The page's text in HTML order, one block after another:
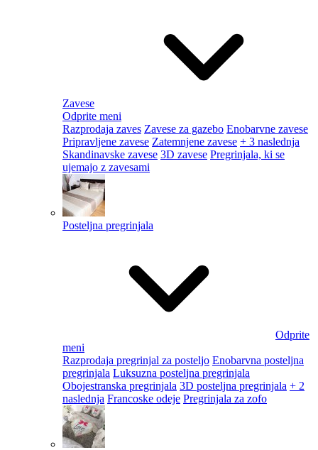
Zavese
Odprite meni
Razprodaja zaves Zavese za gazebo Enobarvne zavese
Pripravljene zavese Zatemnjene zavese + 3 naslednja
Skandinavske zavese 3D zavese Pregrinjala, ki se
ujemajo z zavesami
Posteljna pregrinjala
Odprite
meni
Razprodaja pregrinjal za posteljo Enobarvna posteljna
pregrinjala Luksuzna posteljna pregrinjala
Obojestranska pregrinjala 3D posteljna pregrinjala + 2
naslednja Francoske odeje Pregrinjala za zofo